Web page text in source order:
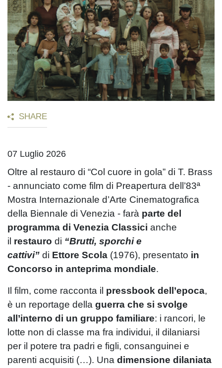
SHARE
07 Luglio 2026
Oltre al restauro di “Col cuore in gola” di T. Brass
- annunciato come film di Preapertura dell’83ª
Mostra Internazionale d’Arte Cinematografica
della Biennale di Venezia - farà parte del
programma di Venezia Classici anche
il restauro di “Brutti, sporchi e
cattivi” di Ettore Scola (1976), presentato in
Concorso in anteprima mondiale.
Il film, come racconta il pressbook dell’epoca,
è un reportage della guerra che si svolge
all’interno di un gruppo familiare: i rancori, le
lotte non di classe ma fra individui, il dilaniarsi
per il potere tra padri e figli, consanguinei e
parenti acquisiti (…). Una dimensione dilaniata